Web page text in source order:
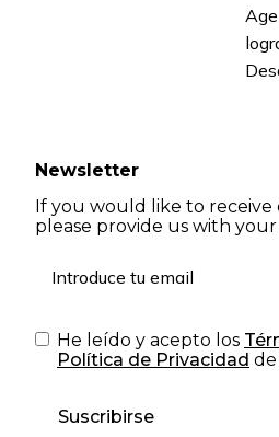
Newsletter
If you would like to
please provide us with your
He leído y acepto los
Política de Privacidad de
Suscribirse